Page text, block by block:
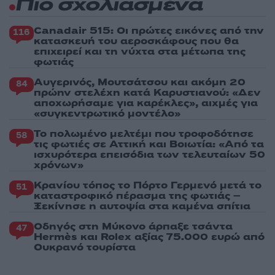
Πιο σχολιασμένα
116 Canadair 515: Οι πρώτες εικόνες από την
κατασκευή του αεροσκάφους που θα
επιχειρεί και τη νύχτα στα μέτωπα της
φωτιάς
84 Αυγερινός, Μουτσάτσου και ακόμη 20
πρώην στελέχη κατά Καρυστιανού: «Δεν
αποχωρήσαμε για καρέκλες», αιχμές για
«συγκεντρωτικό μοντέλο»
58 Το πολωμένο μελτέμι που τροφοδότησε
τις φωτιές σε Αττική και Βοιωτία: «Από τα
ισχυρότερα επεισόδια των τελευταίων 50
χρόνων»
51 Κρανίου τόπος το Πόρτο Γερμενό μετά το
καταστροφικό πέρασμα της φωτιάς –
Ξεκίνησε η αυτοψία στα καμένα σπίτια
47 Οδηγός στη Μύκονο άρπαξε τσάντα
Hermès και Rolex αξίας 75.000 ευρώ από
Ουκρανό τουρίστα